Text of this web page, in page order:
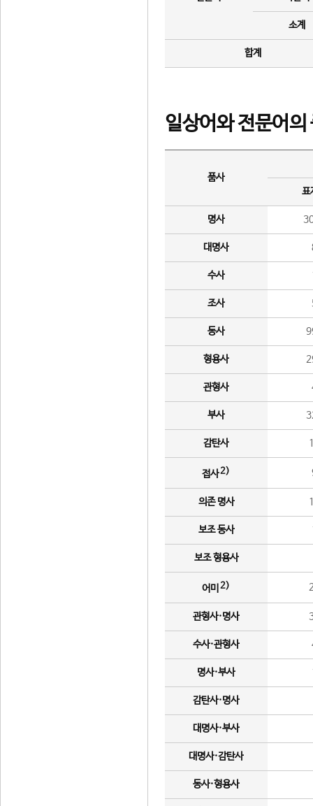
소계
합계
일상어와 전문어의
품사
표
명사
대명사
수사
조사
동사
형용사
관형사
부사
감탄사
접사2)
의존 명사
보조 동사
보조 형용사
어미 2)
관형사·명사
수사·관형사
명사·부사
감탄사·명사
대명사·부사
대명사·감탄사
동사·형용사